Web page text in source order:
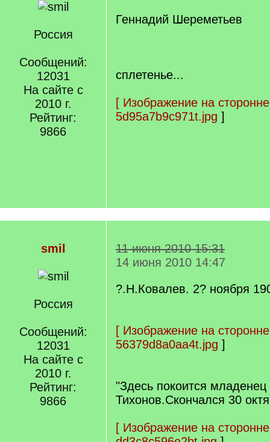
Россия
Сообщений:
12031
На сайте с
2010 г.
Рейтинг:
9866
Геннадий Шереметьев
сплетенье...
[ Изображение на
5d95a7b9c971t.jpg ]
smil
Россия
Сообщений:
12031
На сайте с
2010 г.
Рейтинг:
9866
11 июня 2010 15:31
14 июня 2010 14:47
?.Н.Ковалев. 2? ноября
[ Изображение на
56379d8a0aa4t.jpg ]
"Здесь покоится младенец
Тихонов.Скончался 30
[ Изображение на